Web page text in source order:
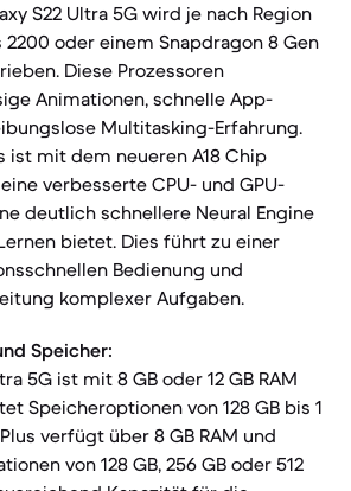
S22 Ultra 5G wird je nach Region
2200 oder einem Snapdragon 8 Gen
Diese Prozessoren
Animationen, schnelle App-
Multitasking-Erfahrung.
ist mit dem neueren A18 Chip
verbesserte CPU- und GPU-
deutlich schnellere Neural Engine
bietet. Dies führt zu einer
Bedienung und
komplexer Aufgaben.
Speicher:
5G ist mit 8 GB oder 12 GB RAM
Speicheroptionen von 128 GB bis 1
verfügt über 8 GB RAM und
von 128 GB, 256 GB oder 512